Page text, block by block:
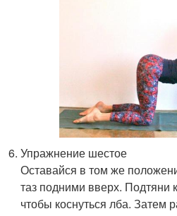
Упражнение шестое
Оставайся в том же
таз подними вверх. Подтяни
чтобы коснуться лба. Затем